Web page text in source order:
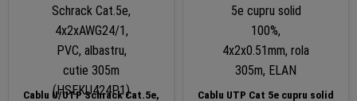
Cablu U/UTP Schrack Cat.5e, Cablu UTP Cat 5e cupru solid